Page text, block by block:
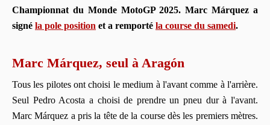
Championnat du Monde MotoGP 2025.Marc Márquez a
signé la pole position et a remporté la course du samedi.
Marc Márquez, seul à Aragón
Tous les pilotes ont choisi le medium à l'avant comme à l'arrière.
Seul Pedro Acosta a choisi de prendre un pneu dur à l'avant.
Marc Márquez a pris la tête de la course dès les premiers mètres.